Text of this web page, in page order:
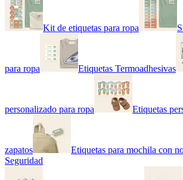
Kit de etiquetas para ropa
para ropa Etiquetas Termoadhesivas
personalizado para ropa Etiquetas
zapatos
Etiquetas para mochila con
Seguridad